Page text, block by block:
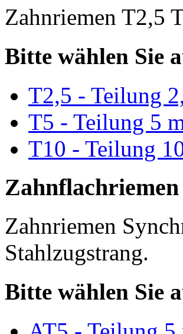
Zahnriemen T2,5
Bitte wählen Sie
T2,5 - Teilung
T5 - Teilung 5
T10 - Teilung
Zahnriemen
Stahlzugstrang.
Bitte wählen Sie